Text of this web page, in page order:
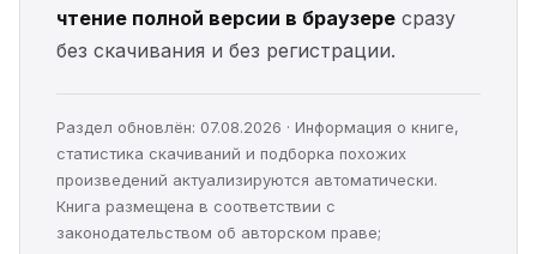
чтение полной версии в браузере сразу
без скачивания и без регистрации.
Раздел обновлён: 07.08.2026 · Информация о книге,
статистика скачиваний и подборка похожих
произведений актуализируются автоматически.
Книга размещена в соответствии с
законодательством об авторском праве;